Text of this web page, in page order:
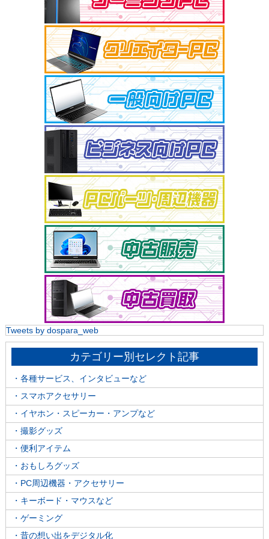
Tweets by dospara_web
カテゴリー別セレクト記事
・各種サービス、インタビューなど
・スマホアクセサリー
・イヤホン・スピーカー・アンプなど
・撮影グッズ
・便利アイテム
・おもしろグッズ
・PC周辺機器・アクセサリー
・キーボード・マウスなど
・ゲーミング
・昔の想い出をデジタル化